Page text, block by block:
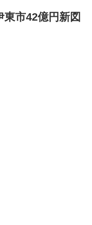
市42億円新図